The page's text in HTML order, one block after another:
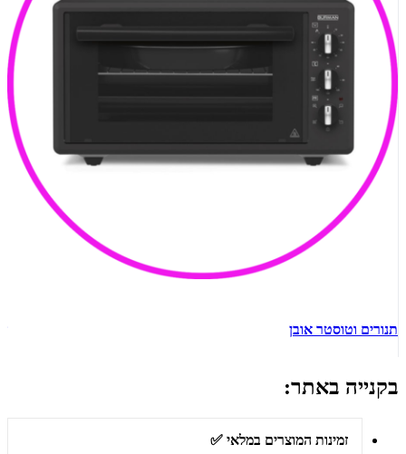
תנורים וטוסטר אובן
בקנייה באתר:
זמינות המוצרים במלאי ✅